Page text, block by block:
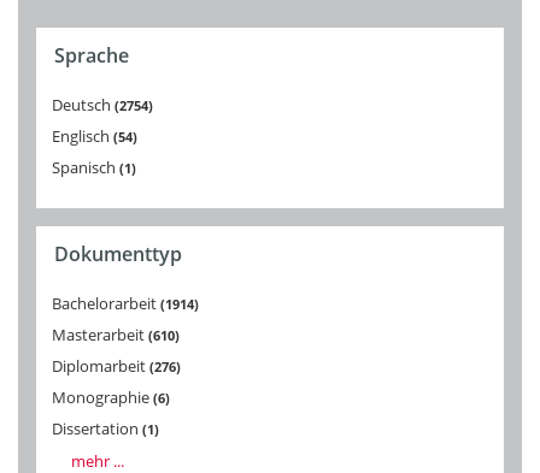
Sprache
Deutsch 2754
Englisch 54
Spanisch 1
Dokumenttyp
Bachelorarbeit 1914
Masterarbeit 610
Diplomarbeit 276
Monographie 6
Dissertation 1
mehr ...